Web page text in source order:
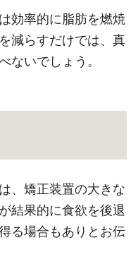
効率的に脂肪を燃焼
減らすだけでは、真
ないでしょう。
、矯正装置の大きな
結果的に食欲を後退
る場合もありとお伝